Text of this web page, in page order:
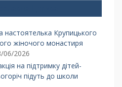
настоятелька Крупицького
жіночого монастиря
06/2026
на підтримку дітей-
підуть до школи